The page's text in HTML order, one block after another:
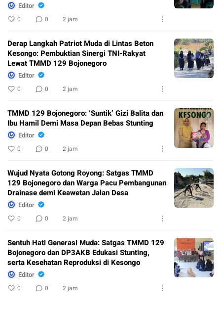
Editor
0 0 2 jam
Derap Langkah Patriot Muda di Lintas Beton
Kesongo: Pembuktian Sinergi TNI-Rakyat
Lewat TMMD 129 Bojonegoro
Editor
0 0 2 jam
TMMD 129 Bojonegoro: ‘Suntik’ Gizi Balita dan
Ibu Hamil Demi Masa Depan Bebas Stunting
Editor
0 0 2 jam
Wujud Nyata Gotong Royong: Satgas TMMD
129 Bojonegoro dan Warga Pacu Pembangunan
Drainase demi Keawetan Jalan Desa
Editor
0 0 2 jam
Sentuh Hati Generasi Muda: Satgas TMMD 129
Bojonegoro dan DP3AKB Edukasi Stunting,
serta Kesehatan Reproduksi di Kesongo
Editor
0 0 2 jam